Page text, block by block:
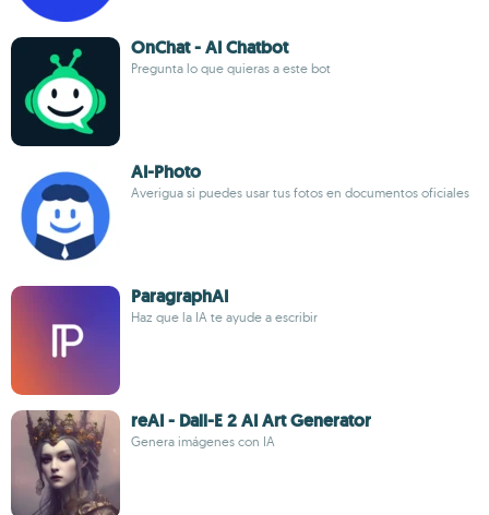
OnChat - AI Chatbot
Pregunta lo que quieras a este bot
AI-Photo
Averigua si puedes usar tus fotos en documentos oficiales
ParagraphAI
Haz que la IA te ayude a escribir
reAI - Dall-E 2 AI Art Generator
Genera imágenes con IA